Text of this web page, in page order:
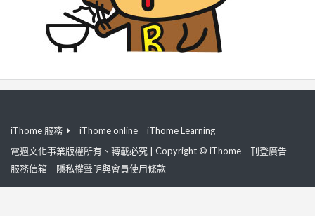
iThome 服務 iThome online
iThome Learning
電週文化事業版權所有、轉載必究 | Copyright © iThome
刊登廣告
服務信箱
隱私權聲明與會員使用條款